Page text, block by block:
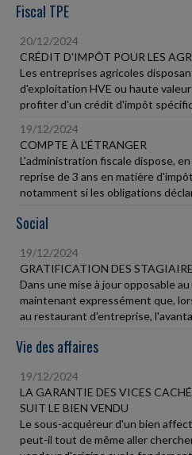
Fiscal TPE
20/12/2024
CRÉDIT D'IMPÔT POUR LES
Les entreprises agricoles
d'exploitation HVE ou haute
profiter d'un crédit d'impôt
19/12/2024
COMPTE À L'ÉTRANGER
L'administration fiscale dispose,
reprise de 3 ans en matière
notamment si les obligations
Social
19/12/2024
GRATIFICATION DES
Dans une mise à jour opposable
maintenant expressément que,
au restaurant d'entreprise,
Vie des affaires
19/12/2024
LA GARANTIE DES VICES
SUIT LE BIEN VENDU
Le sous-acquéreur d'un bien
peut-il tout de même aller